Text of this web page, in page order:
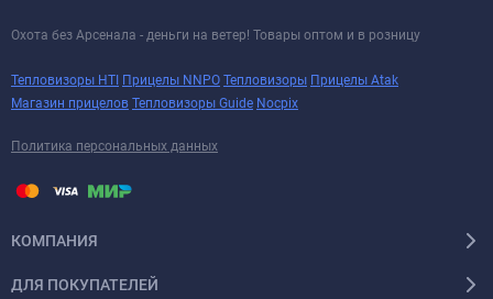
Охота без Арсенала - деньги на ветер! Товары оптом и в розницу
Тепловизоры HTI Прицелы NNPO Тепловизоры Прицелы Atak
Магазин прицелов Тепловизоры Guide Nocpix
Политика персональных данных
КОМПАНИЯ
ДЛЯ ПОКУПАТЕЛЕЙ